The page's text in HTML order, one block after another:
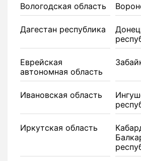
Вологодская область
Дагестан республика
Еврейская
автономная область
Ивановская область
Иркутская область